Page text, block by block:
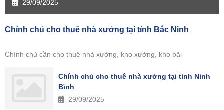
29/09/2025
Chính chủ cho thuê nhà xưởng tại tỉnh Bắc Ninh
Chính chủ cần cho thuê nhà xưởng, kho xưởng, kho bãi
Chính chủ cho thuê nhà xưởng tại tỉnh Ninh
Bình
29/09/2025